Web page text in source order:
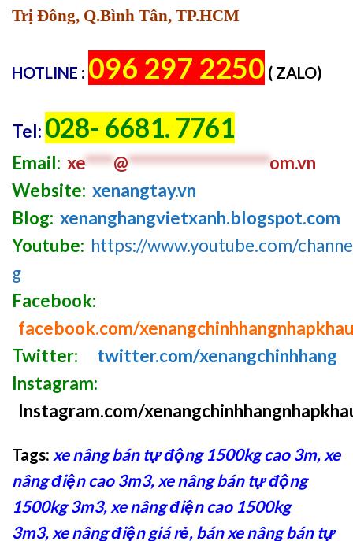
Trị Đông, Q.Bình Tân, TP.HCM
HOTLINE : 096 297 2250 ( ZALO)
Tel: 028- 6681. 7761
Email: xe****@********************om.vn
Website: xenangtay.vn
Blog: xenanghangvietxanh.blogspot.com
Youtube: https://www.youtube.com/
g
Facebook:
facebook.com/xenangchinhhangnhapkhau
Twitter:
twitter.com/xenangchinhhang
Instagram:
Instagram.com/
Tags: xe nâng bán tự động 1500kg cao 3m, xe
nâng điện cao 3m3, xe nâng bán tự động
1500kg 3m3, xe nâng điện cao 1500kg
3m3, xe nâng điện giá rẻ, bán xe nâng bán tự